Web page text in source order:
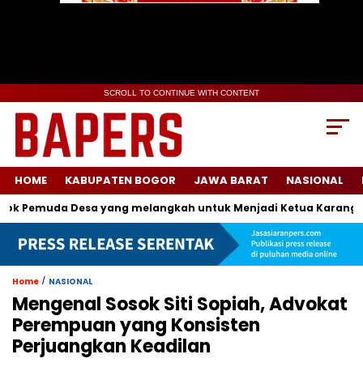
SCROLL TO CONTINUE WITH CONTENT
HOME KABUPATEN BOGOR JAWA BARAT NASIONAL
Desa yang melangkah untuk Menjadi Ketua Karang
Home / NASIONAL
Mengenal Sosok Siti Sopiah, Advokat
Perempuan yang Konsisten
Perjuangkan Keadilan